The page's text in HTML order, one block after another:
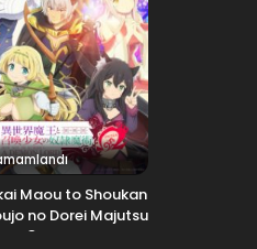
Maou to Shoukan
no Dorei Majutsu
Ω 2.Sezon